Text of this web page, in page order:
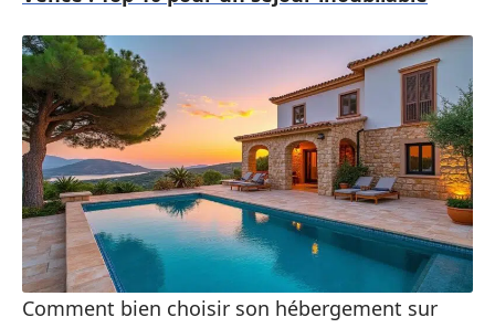
Comment bien choisir son hébergement sur